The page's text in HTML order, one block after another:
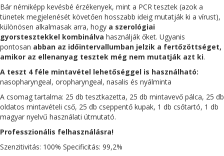
Bár némiképp kevésbé érzékenyek, mint a PCR tesztek (azok a
tünetek megjelenését követően hosszabb ideig mutatják ki a vírust),
különösen alkalmasak arra, hogy a szerológiai
gyorstesztekkel kombinálva használják őket. Ugyanis
pontosan abban az időintervallumban jelzik a fertőzöttséget,
amikor az ellenanyag tesztek még nem mutatják azt ki.
A teszt 4 féle mintavétel lehetőséggel is használható:
nasopharyngeal, oropharyngeal, nasalis és nyálminta
A csomag tartalma: 25 db tesztkazetta, 25 db mintavevő pálca, 25 db
oldatos mintavételi cső, 25 db cseppentő kupak, 1 db csőtartó, 1 db
magyar nyelvű használati útmutató.
Professzionális felhasználásra!
Szenzitivitás: 100% Specificitás: 99,2%